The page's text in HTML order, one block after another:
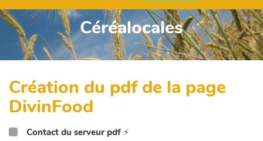
Céréalocales
Création du pdf de la page
DivinFood
Contact du serveur pdf ⚡